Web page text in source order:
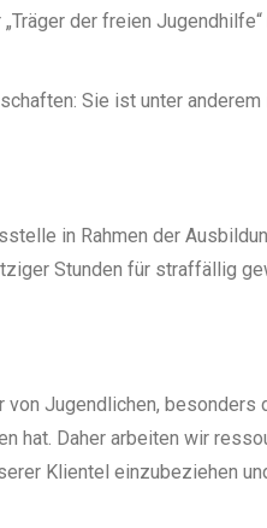
der freien Jugendhilfe“
Sie ist unter
in Rahmen der
Stunden für straffällig
Jugendlichen,
hat. Daher arbeiten wir
Klientel einzubeziehen